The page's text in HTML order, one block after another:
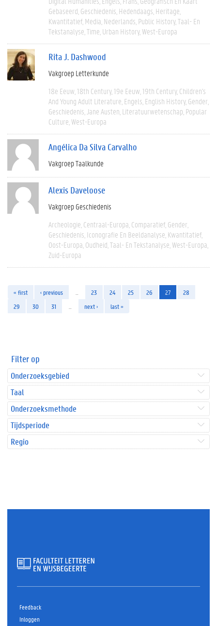
Gebaseerd Geschiedenis Hedendaags Heritage
Kwantitatief Media Nederlands Public History Taal- En
Tekstanalyse Time Urban History West-Europa
Rita J. Dashwood
Vakgroep Letterkunde
18e Eeuw 18th Century 19e Eeuw 19th Century Children's
And Young Adult Literature Engels English History Gender
Geschiedenis Jane Austen Literatuurwetenschap Popular
Culture West-Europa
Angélica Da Silva Carvalho
Vakgroep Taalkunde
Alexis Daveloose
Vakgroep Geschiedenis
Archeologie Centraal-Europa Comparatief Gender
Geschiedenis Iconografie En Beeldanalyse Kwantitatief
Oost-Europa Oudheid Taal- En Tekstanalyse West-Europa
Zuid-Europa
« first ‹ previous 23 24 25 26 27
28
29
30 31 next › last »
Filter op
Onderzoeksgebied
Taal
Onderzoeksmethode
Tijdsperiode
Regio
Feedback
Inloggen